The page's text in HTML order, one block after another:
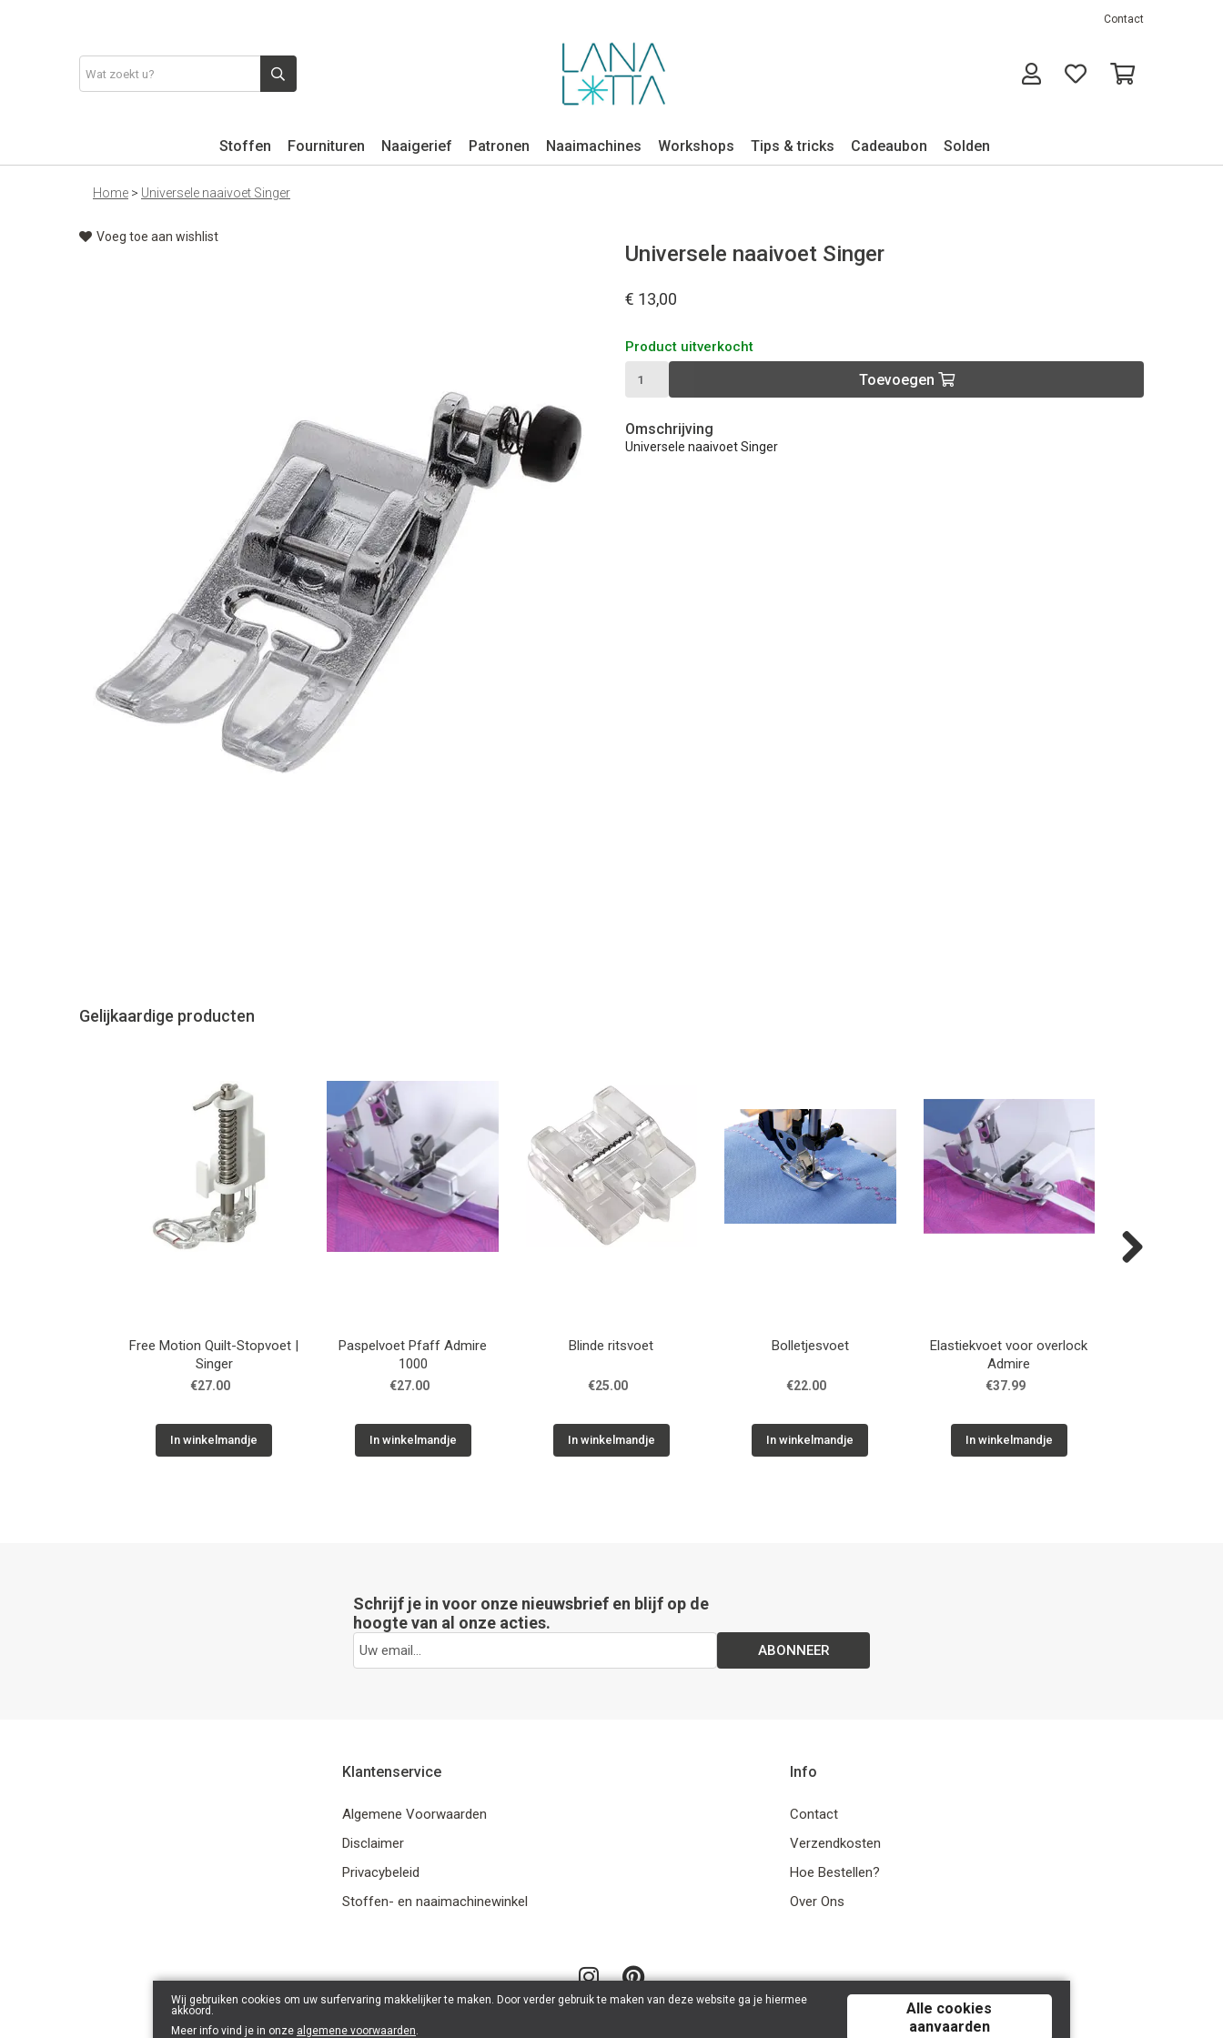
Contact
Stoffen Fournituren Naaigerief Patronen Naaimachines Workshops Tips & tricks Cadeaubon Solden
Home > Universele naaivoet Singer
Voeg toe aan wishlist
Universele naaivoet Singer
€ 13,00
Product uitverkocht
Toevoegen
Omschrijving
Universele naaivoet Singer
Gelijkaardige producten
Free Motion Quilt-Stopvoet |
Singer
€27.00
In winkelmandje
Paspelvoet Pfaff Admire
1000
€27.00
In winkelmandje
Blinde ritsvoet
€25.00
In winkelmandje
Bolletjesvoet
€22.00
In winkelmandje
Elastiekvoet voor overlock
Admire
€37.99
In winkelmandje
Schrijf je in voor onze nieuwsbrief en blijf op de
hoogte van al onze acties.
ABONNEER
Klantenservice
Algemene Voorwaarden
Disclaimer
Privacybeleid
Stoffen- en naaimachinewinkel
Info
Contact
Verzendkosten
Hoe Bestellen?
Over Ons
Wij gebruiken cookies om uw surfervaring makkelijker te maken. Door verder gebruik te maken van deze website ga je hiermee
akkoord.
Meer info vind je in onze algemene voorwaarden.
Alle cookies
aanvaarden